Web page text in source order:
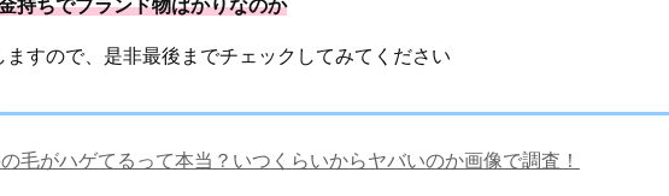
持ちでブランド物ばかりなのか
ますので、是非最後までチェックしてみてください
毛がハゲてるって本当？いつくらいからヤバいのか画像で調査！